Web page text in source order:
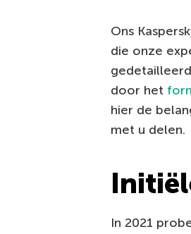
Ons
die onze
door het
hier de
met u delen.
In 2021